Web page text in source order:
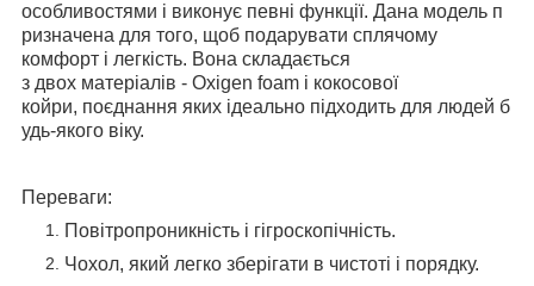
особливостями і виконує певні функції. Дана модель п
ризначена для того, щоб подарувати сплячому
комфорт і легкість. Вона складається
з двох матеріалів - Oxigen foam і кокосової
койри, поєднання яких ідеально підходить для людей б
удь-якого віку.
Переваги:
Повітропроникність і гігроскопічність.
Чохол, який легко зберігати в чистоті і порядку.